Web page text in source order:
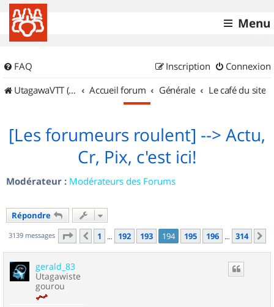
Menu
FAQ Connexion
Inscription
UtagawaVTT (Randos VTT et VTTAE avec traces GPS)
Accueil forum Générale Le café du site
[Les forumeurs roulent] --> Actu,
Cr, Pix, c'est ici!
Modérateur : Modérateurs des Forums
Répondre
3139 messages Page 194 sur314
Précédent
1 … 192 193 194 195 196 … 314
gerald_83
Utagawiste
gourou